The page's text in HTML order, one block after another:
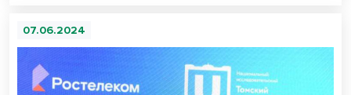
07.06.2024